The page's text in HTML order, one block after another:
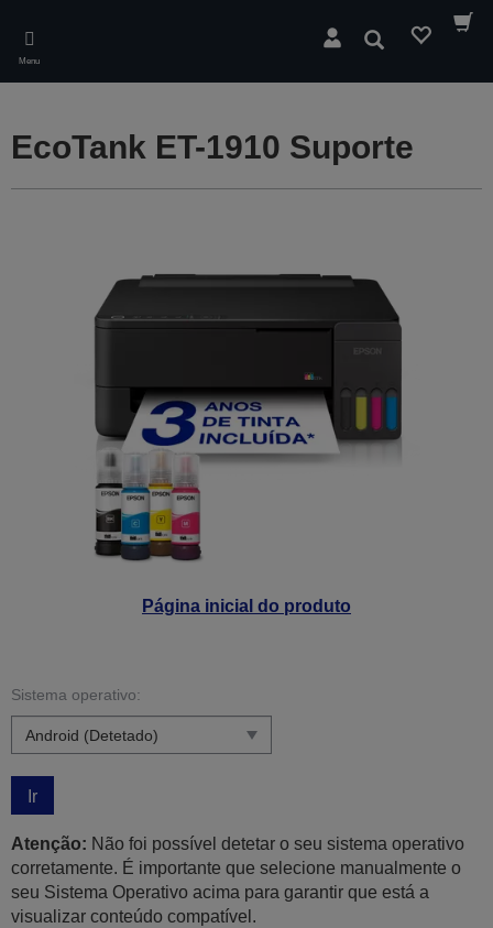
main
content
Menu
Pesquisar
Página inicial do produto
EcoTank ET-1910 Suporte
Sistema operativo:
Ir
Atenção: Não foi possível detetar o seu sistema operativo
corretamente. É importante que selecione manualmente o
seu Sistema Operativo acima para garantir que está a
visualizar conteúdo compatível.